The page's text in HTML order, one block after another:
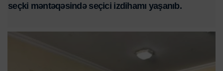
seçki məntəqəsində seçici izdihamı yaşanıb.